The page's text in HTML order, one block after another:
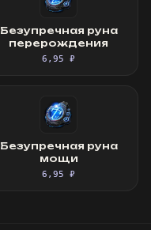
Безупречная руна
перерождения
6,95 ₽
Безупречная руна
мощи
6,95 ₽